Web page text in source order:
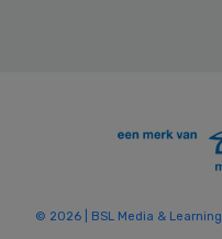
© 2026 | BSL Media & Learning